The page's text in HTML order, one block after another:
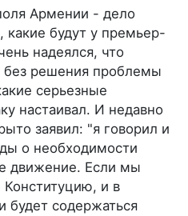
Армении - дело
будут у премьер-
надеялся, что
без решения проблемы
серьезные
настаивал. И недавно
заявил: "я говорил и
о необходимости
движение. Если мы
и в
будет содержаться